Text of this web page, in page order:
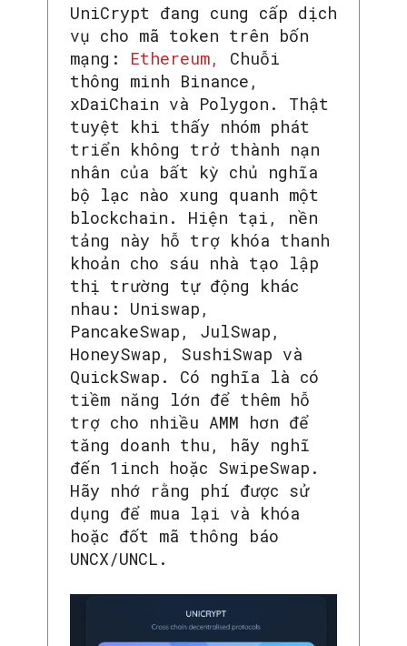
UniCrypt đang cung cấp dịch
vụ cho mã token trên bốn
mạng: Ethereum,
Chuỗi
thông minh Binance,
xDaiChain và Polygon. Thật
tuyệt khi thấy nhóm phát
triển không trở thành nạn
nhân của bất kỳ chủ nghĩa
bộ lạc nào xung quanh một
blockchain. Hiện tại, nền
tảng này hỗ trợ khóa thanh
khoản cho sáu nhà tạo lập
thị trường tự động khác
nhau: Uniswap,
PancakeSwap, JulSwap,
HoneySwap, SushiSwap và
QuickSwap. Có nghĩa là có
tiềm năng lớn để thêm hỗ
trợ cho nhiều AMM hơn để
tăng doanh thu, hãy nghĩ
đến 1inch hoặc SwipeSwap.
Hãy nhớ rằng phí được sử
dụng để mua lại và khóa
hoặc đốt mã thông báo
UNCX/UNCL.